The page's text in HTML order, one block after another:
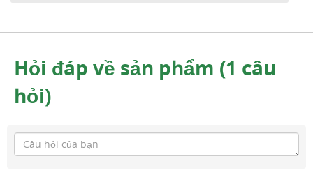
Hỏi đáp về sản phẩm (1 câu
hỏi)